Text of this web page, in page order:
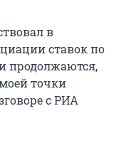
в
ставок по
продолжаются,
точки
с РИА